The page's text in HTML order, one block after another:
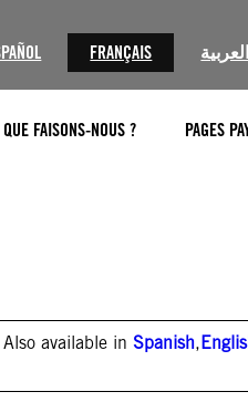
FRANÇAIS العربية
QUE FAISONS-NOUS ? PAGES
Also available inSpanish,